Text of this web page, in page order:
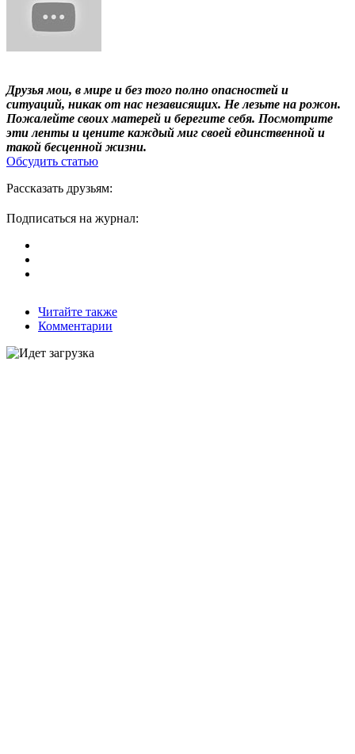
Друзья мои, в мире и без того полно опасностей и
ситуаций, никак от нас независящих. Не лезьте на рожон.
Пожалейте своих матерей и берегите себя. Посмотрите
эти ленты и цените каждый миг своей единственной и
такой бесценной жизни.
Обсудить статью
Рассказать друзьям:
Подписаться на журнал:
Читайте также
Комментарии